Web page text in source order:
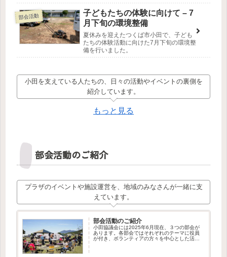
部会活動
子どもたちの体験に向けて – 7
月下旬の環境整備
夏休みを迎えたつくば市小田で、子ども
たちの体験活動に向けた7月下旬の環境整
備を行いました。
小田を支えている人たちの、日々の活動やイベントの裏側を
紹介しています。
もっと見る
部会活動のご紹介
プラザのイベントや施設運営を、地域のみなさんが一緒に支
えています。
部会活動のご紹介
小田協議会には2025年6月現在、３つの部会が
あります。各部会ではそれぞれのテーマに役員
が付き、ボランティアの方々を中心とした活動